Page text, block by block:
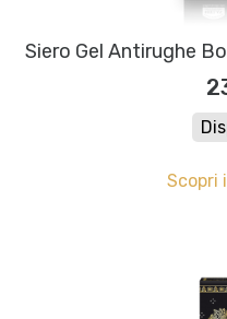
Siero Gel Antirughe
Scopri